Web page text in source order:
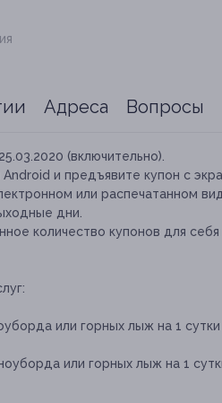
Адреса Вопросы
(включительно).
Android и предъявите купон с
или распечатанном
дни.
количество купонов для себя
или горных лыж на 1
или горных лыж на 1